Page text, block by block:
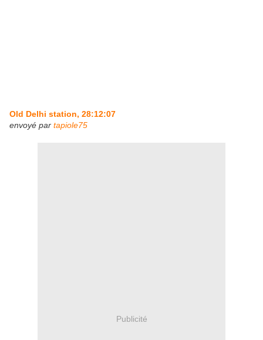
Old Delhi station, 28:12:07
envoyé par tapiole75
Publicité